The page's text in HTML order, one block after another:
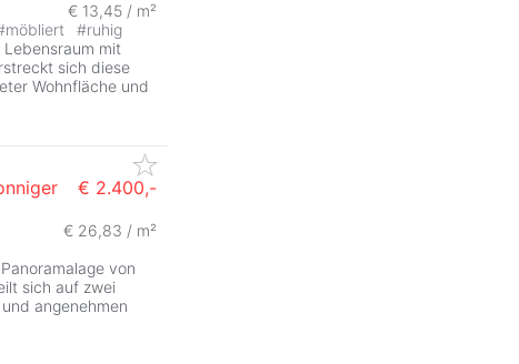
€ 13,45 / m²
möbliert #ruhig
mit
sich diese
Wohnfläche und
€ 2.400,-
€ 26,83 / m²
von
sich auf zwei
angenehmen